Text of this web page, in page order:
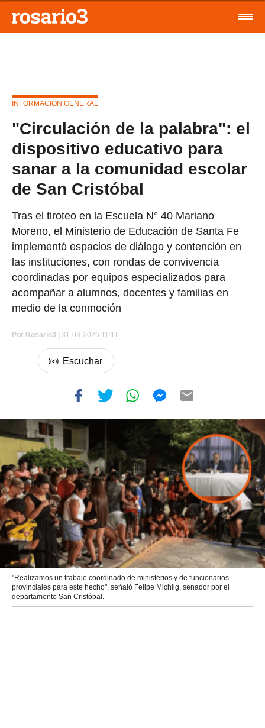
INFORMACIÓN GENERAL
"Circulación de la palabra": el
dispositivo educativo para
sanar a la comunidad escolar
de San Cristóbal
Tras el tiroteo en la Escuela N° 40 Mariano
Moreno, el Ministerio de Educación de Santa Fe
implementó espacios de diálogo y contención en
las instituciones, con rondas de convivencia
coordinadas por equipos especializados para
acompañar a alumnos, docentes y familias en
medio de la conmoción
Por Rosario3 | 31-03-2026 11:11
"Realizamos un trabajo coordinado de ministerios y de funcionarios
provinciales para este hecho", señaló Felipe Michlig, senador por el
departamento San Cristóbal.